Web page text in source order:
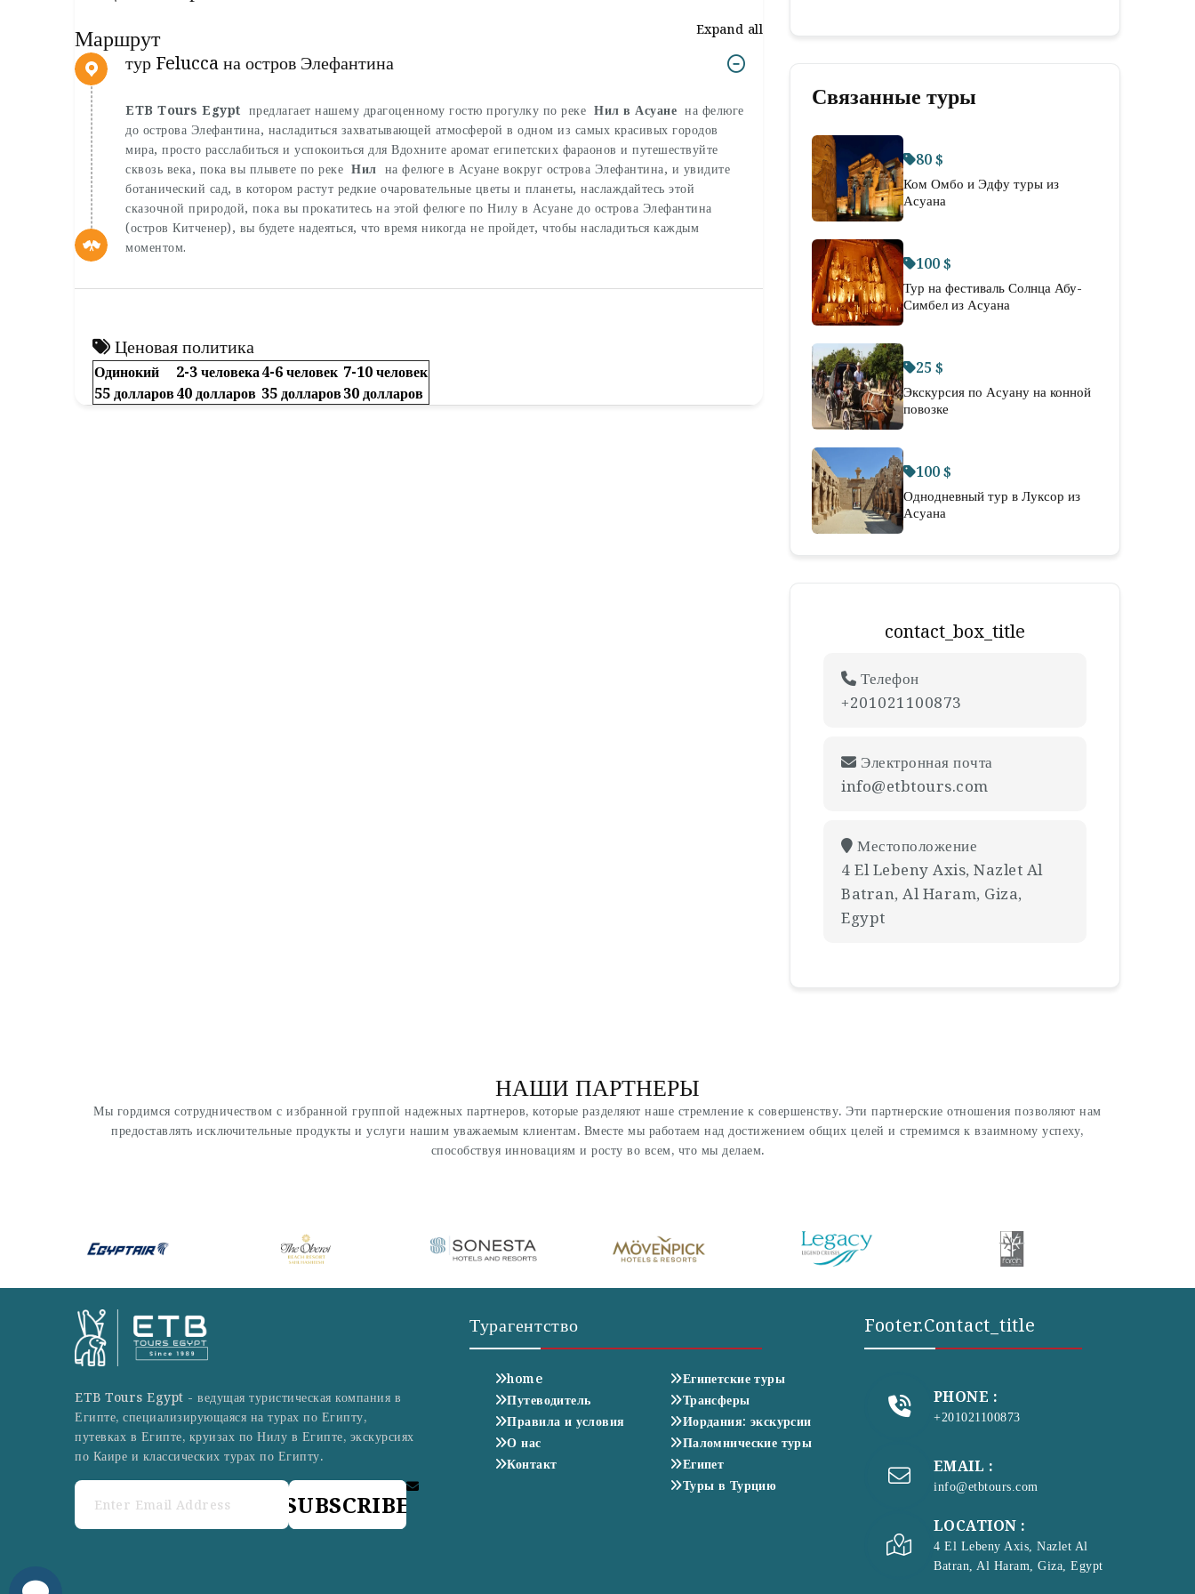
Маршрут
Expand all
тур Felucca на остров Элефантина
ETB Tours Egypt предлагает нашему драгоценному гостю прогулку по реке Нил в Асуане на фелюге
до острова Элефантина, насладиться захватывающей атмосферой в одном из самых красивых городов
мира, просто расслабиться и успокоиться для Вдохните аромат египетских фараонов и путешествуйте
сквозь века, пока вы плывете по реке Нил на фелюге в Асуане вокруг острова Элефантина, и увидите
ботанический сад, в котором растут редкие очаровательные цветы и планеты, наслаждайтесь этой
сказочной природой, пока вы прокатитесь на этой фелюге по Нилу в Асуане до острова Элефантина
(остров Китченер), вы будете надеяться, что время никогда не пройдет, чтобы насладиться каждым
моментом.
Ценовая политика
Одинокий 2-3 человека4-6 человек 7-10 человек
55 долларов40 долларов 35 долларов30 долларов
Связанные туры
80 $
Ком Омбо и Эдфу туры из
Асуана
100 $
Тур на фестиваль Солнца Абу-
Симбел из Асуана
25 $
Экскурсия по Асуану на конной
повозке
100 $
Однодневный тур в Луксор из
Асуана
contact_box_title
Телефон
+201021100873
Электронная почта
info@etbtours.com
Местоположение
4 El Lebeny Axis, Nazlet Al
Batran, Al Haram, Giza,
Egypt
НАШИ ПАРТНЕРЫ
Мы гордимся сотрудничеством с избранной группой надежных партнеров, которые разделяют наше стремление к совершенству. Эти партнерские отношения позволяют нам
предоставлять исключительные продукты и услуги нашим уважаемым клиентам. Вместе мы работаем над достижением общих целей и стремимся к взаимному успеху,
способствуя инновациям и росту во всем, что мы делаем.
ETB Tours Egypt - ведущая туристическая компания в
Египте, специализирующаяся на турах по Египту,
путевках в Египте, круизах по Нилу в Египте, экскурсиях
по Каире и классических турах по Египту.
SUBSCRIBE
Турагентство
home
Путеводитель
Правила и условия
О нас
Контакт
Египетские туры
Трансферы
Иордания: экскурсии
Паломнические туры
Египет
Туры в Турцию
Footer.contact_title
PHONE :
+201021100873
EMAIL :
info@etbtours.com
LOCATION :
4 El Lebeny Axis, Nazlet Al
Batran, Al Haram, Giza, Egypt